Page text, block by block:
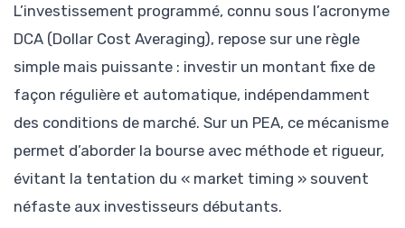
L’investissement programmé, connu sous l’acronyme
DCA (Dollar Cost Averaging), repose sur une règle
simple mais puissante : investir un montant fixe de
façon régulière et automatique, indépendamment
des conditions de marché. Sur un PEA, ce mécanisme
permet d’aborder la bourse avec méthode et rigueur,
évitant la tentation du « market timing » souvent
néfaste aux investisseurs débutants.